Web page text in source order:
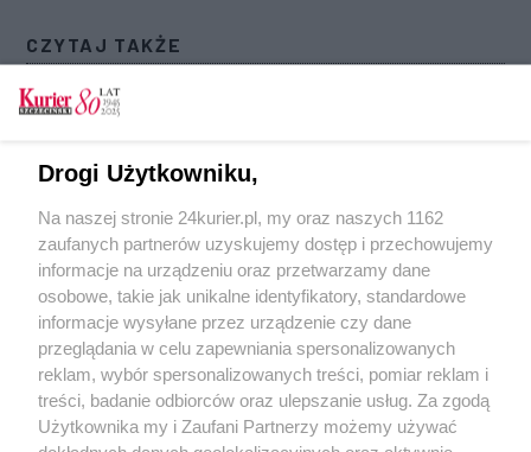
CZYTAJ TAKŻE
Przebudowa ul. Szafera. Tory coraz bliżej
osiedla [GALERIA]
Autobusy linii 80 i nocne wycofają z rozkopanej
ul. Szafera
Ulica Szafera w przebudowie. Z góry lepiej
widać
POGODA
20℃
Drogi Użytkowniku,
Na naszej stronie 24kurier.pl, my oraz naszych 1162
zaufanych partnerów uzyskujemy dostęp i przechowujemy
informacje na urządzeniu oraz przetwarzamy dane
osobowe, takie jak unikalne identyfikatory, standardowe
informacje wysyłane przez urządzenie czy dane
przeglądania w celu zapewniania spersonalizowanych
reklam, wybór spersonalizowanych treści, pomiar reklam i
treści, badanie odbiorców oraz ulepszanie usług. Za zgodą
Użytkownika my i Zaufani Partnerzy możemy używać